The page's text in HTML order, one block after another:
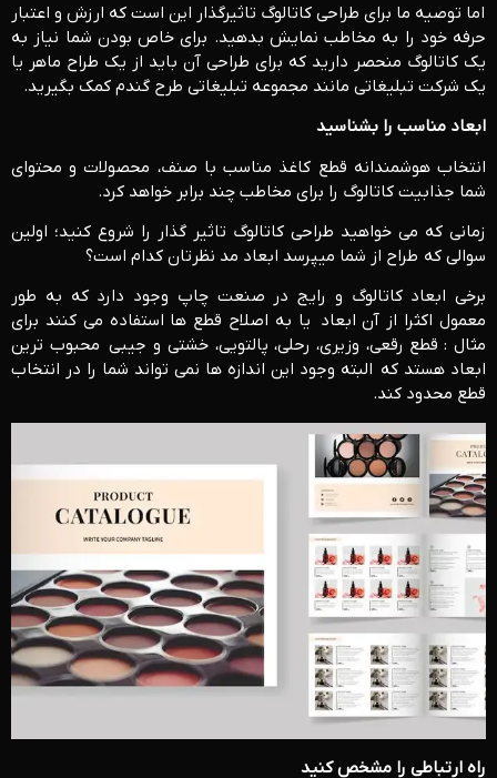
اما توصیه ما برای طراحی کاتالوگ تاثیرگذار این است که ارزش و اعتبار
حرفه خود را به مخاطب نمایش بدهید. برای خاص بودن شما نیاز به
یک کاتالوگ منحصر دارید که برای طراحی آن باید از یک طراح ماهر یا
یک شرکت تبلیغاتی مانند مجموعه تبلیغاتی طرح گندم کمک بگیرید.
ابعاد مناسب را بشناسید
انتخاب هوشمندانه قطع کاغذ مناسب با صنف، محصولات و محتوای
شما جذابیت کاتالوگ را برای مخاطب چند برابر خواهد کرد.
زمانی که می خواهید طراحی کاتالوگ تاثیر گذار را شروع کنید؛ اولین
سوالی که طراح از شما میپرسد ابعاد مد نظرتان کدام است؟
برخی ابعاد کاتالوگ و رایج در صنعت چاپ وجود دارد که به طور
معمول اکثرا از آن ابعاد یا به اصلاح قطع ها استفاده می کنند برای
مثال : قطع رقعی، وزیری، رحلی، پالتویی، خشتی و جیبی محبوب ترین
ابعاد هستد که البته وجود این اندازه ها نمی تواند شما را در انتخاب
قطع محدود کند.
راه ارتباطی را مشخص کنید